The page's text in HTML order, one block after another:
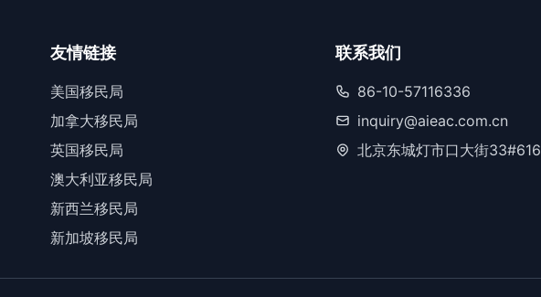
友情链接
美国移民局
加拿大移民局
英国移民局
澳大利亚移民局
新西兰移民局
新加坡移民局
联系我们
86-10-57116336
inquiry@aieac.com.cn
北京东城灯市口大街33#616